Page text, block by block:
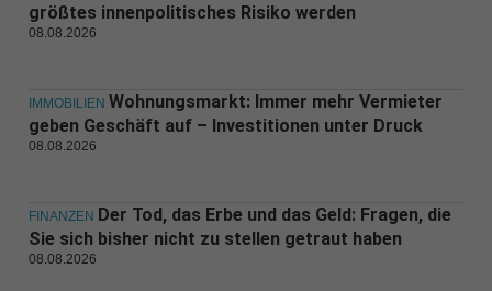
größtes innenpolitisches Risiko werden
08.08.2026
IMMOBILIEN Wohnungsmarkt: Immer mehr Vermieter
geben Geschäft auf – Investitionen unter Druck
08.08.2026
FINANZEN Der Tod, das Erbe und das Geld: Fragen, die
Sie sich bisher nicht zu stellen getraut haben
08.08.2026